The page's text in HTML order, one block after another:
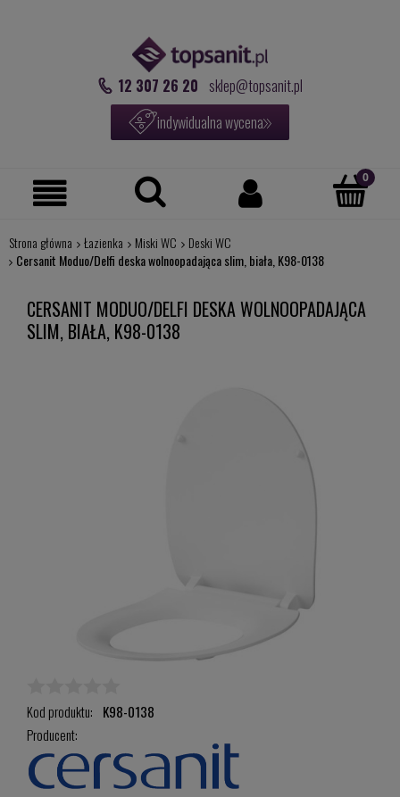
12 307 26 20 sklep@topsanit.pl
indywidualna wycena
Strona główna Łazienka Miski WC
Deski WC
Cersanit Moduo/Delfi deska wolnoopadająca slim, biała, K98-0138
CERSANIT MODUO/DELFI DESKA WOLNOOPADAJĄCA
SLIM, BIAŁA, K98-0138
Kod produktu: K98-0138
Producent: